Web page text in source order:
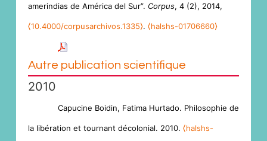
amerindias de América del Sur”. Corpus, 4 (2), 2014,
⟨10.4000/corpusarchivos.1335⟩. ⟨halshs-01706660⟩
Autre publication scientifique
2010
Capucine Boidin, Fatima Hurtado. Philosophie de
la libération et tournant décolonial. 2010. ⟨halshs-